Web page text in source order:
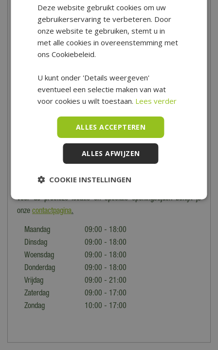
Laat je betoveren in de wereld van kerstdorpen en kerstfiguren!
Bij Tuincentrum de Boet vind je de mooiste kersthuisjes, figuren,
dieren en accessoires.
Heb je advies of inspiratie nodig bij het opbouwen van je eigen
indrukwekkende Kerstshow. Onze kerstdorpbouwers geven
je kerstdorpartikelen online in onze webshop of kom langs in
onze winkel in Hoogwoud.
Voor de precieze locatie en speciale openingstijden bekijk je
onze contactpagina.
Maandag
09:00 - 18:00
Dinsdag
09:00 - 18:00
Woensdag
09:00 - 18:00
Donderdag
09:00 - 18:00
Vrijdag
09:00 - 21:00
Zaterdag
09:00 - 17:00
Zondag
10:00 - 17:00
Deze website gebruikt cookies om uw
gebruikerservaring te verbeteren. Door
onze website te gebruiken, stemt u in
met alle cookies in overeenstemming met
ons Cookiebeleid.
U kunt onder 'Details weergeven'
eventueel een selectie maken van wat
voor cookies u wilt toestaan. Lees verder
ALLES ACCEPTEREN
ALLES AFWIJZEN
COOKIE INSTELLINGEN